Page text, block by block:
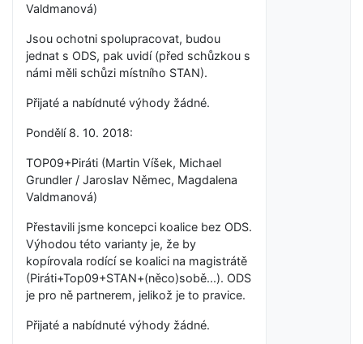
Valdmanová)
Jsou ochotni spolupracovat, budou
jednat s ODS, pak uvidí (před schůzkou s
námi měli schůzi místního STAN).
Přijaté a nabídnuté výhody žádné.
Pondělí 8. 10. 2018:
TOP09+Piráti (Martin Víšek, Michael
Grundler / Jaroslav Němec, Magdalena
Valdmanová)
Přestavili jsme koncepci koalice bez ODS.
Výhodou této varianty je, že by
kopírovala rodící se koalici na magistrátě
(Piráti+Top09+STAN+(něco)sobě...). ODS
je pro ně partnerem, jelikož je to pravice.
Přijaté a nabídnuté výhody žádné.